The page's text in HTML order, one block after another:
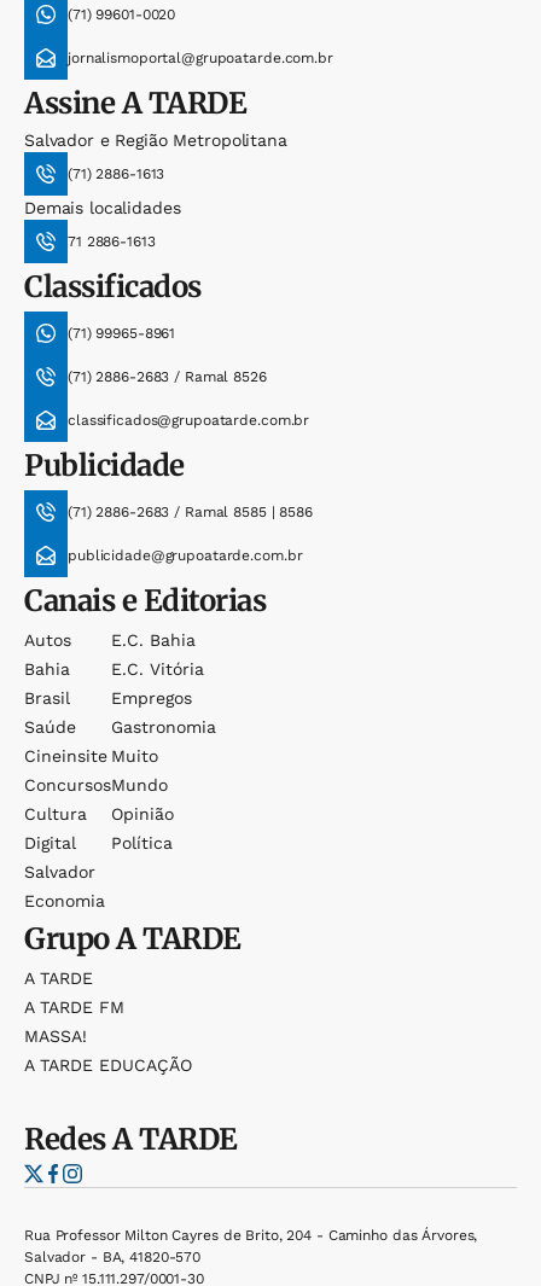
(71) 99601-0020
jornalismoportal@grupoatarde.com.br
AssineA TARDE
Salvador e Região Metropolitana
(71) 2886-1613
Demais localidades
71 2886-1613
Classificados
(71) 99965-8961
(71) 2886-2683 / Ramal 8526
classificados@grupoatarde.com.br
Publicidade
(71) 2886-2683 / Ramal 8585 | 8586
publicidade@grupoatarde.com.br
Canais e Editorias
Autos
Bahia
Brasil
Saúde
Cineinsite
Concursos
Cultura
Digital
Salvador
Economia
E.c. Bahia
E.c. Vitória
Empregos
Gastronomia
Muito
Mundo
Opinião
Política
GrupoA TARDE
A TARDE
A TARDE FM
MASSA!
A TARDE EDUCAÇÃO
RedesA TARDE
Rua Professor Milton Cayres de Brito, 204 - Caminho das Árvores,
Salvador - BA, 41820-570
CNPJ nº 15.111.297/0001-30